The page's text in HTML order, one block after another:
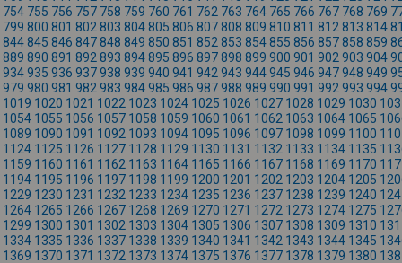
754 755 756 757 758 759 760 761 762 763 764 765 766 767 768 769
799 800 801 802 803 804805 806 807808 809 810 811 812 813 814
844845 846 847848 849 850 851 852 853 854855 856 857858 859
889 890 891 892 893 894895 896 897898 899 900 901 902 903 904
934935 936 937938 939 940 941 942 943 944945 946 947948 949
979 980 981 982 983 984985 986 987988 989 990 991 992 993 994
1019 1020 1021 1022 1023 1024 1025 1026 1027 1028 1029 1030
1054 1055 1056 1057 1058 1059 1060 1061 1062 1063 1064 1065
1089 1090 1091 1092 1093 1094 1095 1096 1097 1098 1099 1100
1124 1125 1126 1127 1128 1129 1130 1131 1132 1133 1134 1135
1159 1160 1161 1162 1163 1164 1165 1166 1167 1168 1169 1170
1194 1195 1196 1197 1198 1199 1200 1201 1202 1203 1204 1205
1229 1230 1231 1232 1233 1234 1235 1236 1237 1238 1239 1240
1264 1265 1266 1267 1268 1269 1270 1271 1272 1273 1274 1275
1299 1300 1301 1302 1303 1304 1305 1306 1307 1308 1309 1310
1334 1335 1336 1337 1338 1339 1340 1341 1342 1343 1344 1345
1369 1370 1371 1372 1373 1374 1375 1376 1377 1378 1379 1380